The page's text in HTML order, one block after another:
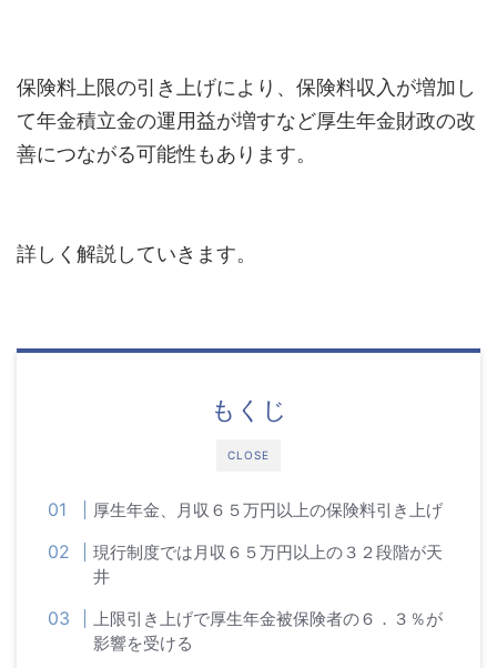
保険料上限の引き上げにより、保険料収入が増加し
て年金積立金の運用益が増すなど厚生年金財政の改
善につながる可能性もあります。
詳しく解説していきます。
CLOSE
もくじ
厚生年金、月収６５万円以上の保険料引き上げ
現行制度では月収６５万円以上の３２段階が天
井
上限引き上げで厚生年金被保険者の６．３％が
影響を受ける